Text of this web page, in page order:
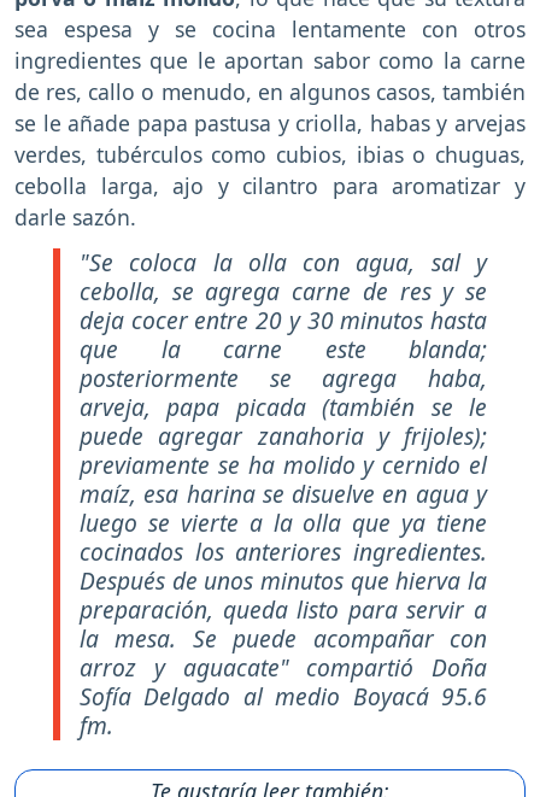
sea espesa y se cocina lentamente con otros
ingredientes que le aportan sabor como la carne
de res, callo o menudo, en algunos casos, también
se le añade papa pastusa y criolla, habas y arvejas
verdes, tubérculos como cubios, ibias o chuguas,
cebolla larga, ajo y cilantro para aromatizar y
darle sazón.
"Se coloca la olla con agua, sal y
cebolla, se agrega carne de res y se
deja cocer entre 20 y 30 minutos hasta
que la carne este blanda;
posteriormente se agrega haba,
arveja, papa picada (también se le
puede agregar zanahoria y frijoles);
previamente se ha molido y cernido el
maíz, esa harina se disuelve en agua y
luego se vierte a la olla que ya tiene
cocinados los anteriores ingredientes.
Después de unos minutos que hierva la
preparación, queda listo para servir a
la mesa. Se puede acompañar con
arroz y aguacate" compartió Doña
Sofía Delgado al medio Boyacá 95.6
fm.
Te gustaría leer también: